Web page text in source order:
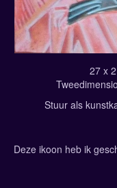
27 x
Stuur als
Deze ikoon heb ik